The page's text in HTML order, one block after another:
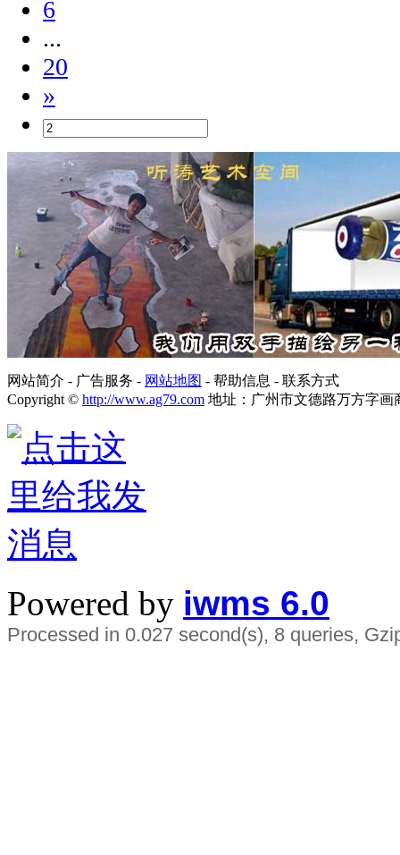
6
...
20
»
网站简介 - 广告服务 - 网站地图 - 帮助信息 - 联系方式
Copyright © http://www.ag79.com 地址：广州市文德路万方字画
Powered by iwms 6.0
Processed in 0.027 second(s), 8 queries,